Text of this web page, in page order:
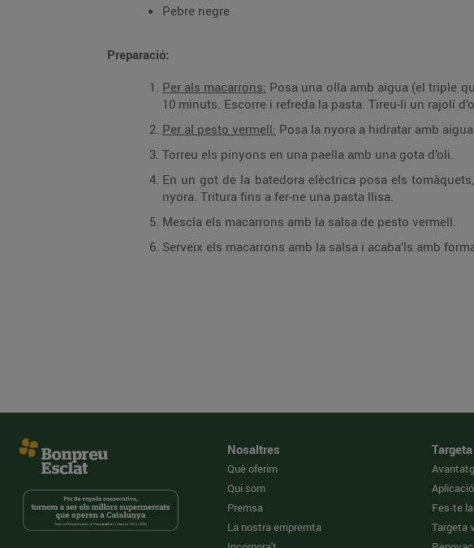
Pebre negre
Preparació:
Per als macarrons: Posa una olla amb aigua (el triple
10 minuts. Escorre i refreda la pasta. Tireu-li un rajolí
Per al pesto vermell: Posa la nyora a hidratar amb
Torreu els pinyons en una paella amb una gota d’oli.
En un got de la batedora elèctrica posa els
nyora. Tritura fins a fer-ne una pasta llisa.
Mescla els macarrons amb la salsa de pesto vermell.
Serveix els macarrons amb la salsa i acaba’ls amb
Nosaltres
Què oferim
Qui som
Premsa
La nostra empremta
Fes-te
Targeta